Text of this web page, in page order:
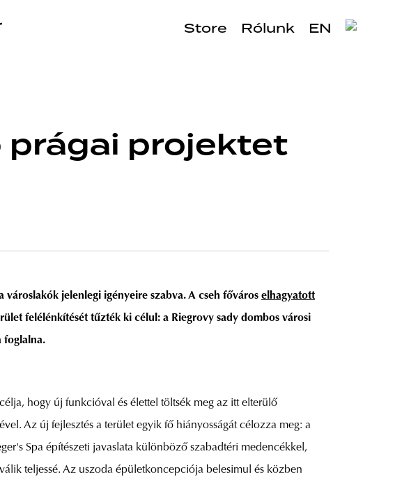
Store Rólunk EN
prágai projektet
jelenlegi igényeire szabva. A cseh főváros elhagyatott
felélénkítését tűzték ki célul: a Riegrovy sady dombos városi
foglalna.
hogy új funkcióval és élettel töltsék meg az itt elterülő
Az új fejlesztés a terület egyik fő hiányosságát célozza meg: a
Spa építészeti javaslata különböző szabadtéri medencékkel,
teljessé. Az uszoda épületkoncepciója belesimul és közben